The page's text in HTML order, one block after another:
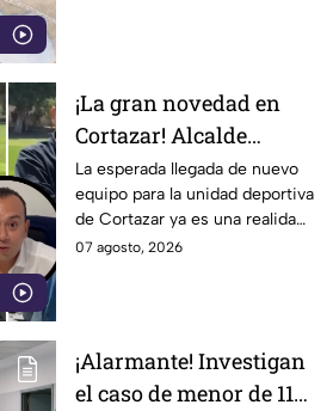
¡La gran novedad en
Cortazar! Alcalde
presume nuevo equipo
para la unidad
deportiva… y era una
podadora
La esperada llegada de nuevo
equipo para la unidad deportiva
de Cortazar ya es una realidad.
El alcalde Mauricio Estefanía
07 agosto, 2026
¡Alarmante! Investigan
el caso de menor de 11